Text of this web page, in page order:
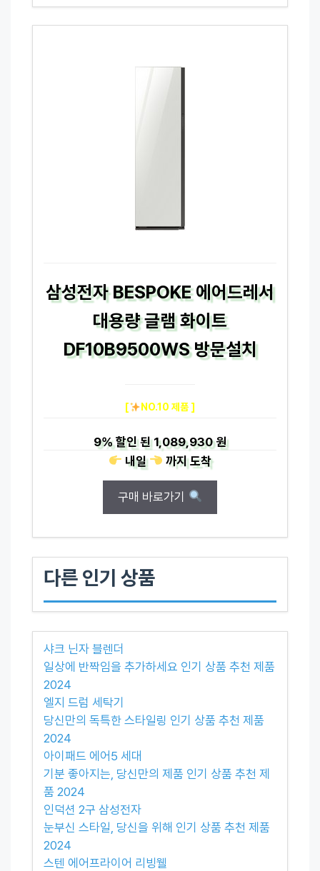
삼성전자 BESPOKE 에어드레서
대용량 글램 화이트
DF10B9500WS 방문설치
[ NO.10 제품 ]
9%할인 된1,089,930 원
내일
까지도착
구매 바로가기
다른 인기 상품
샤크 닌자 블렌더
일상에 반짝임을 추가하세요 인기 상품 추천 제품
2024
엘지 드럼 세탁기
당신만의 독특한 스타일링 인기 상품 추천 제품
2024
아이패드 에어5 세대
기분 좋아지는, 당신만의 제품 인기 상품 추천 제
품 2024
인덕션 2구 삼성전자
눈부신 스타일, 당신을 위해 인기 상품 추천 제품
2024
스텐 에어프라이어 리빙웰